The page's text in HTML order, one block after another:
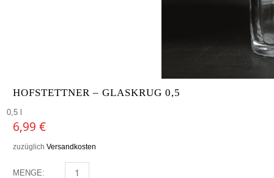
HOFSTETTNER – GLASKRUG 0,5
0,5 l
6,99 €
zuzüglich Versandkosten
MENGE: HOFSTETTNER - GLASKRUG 0,5 MENGE